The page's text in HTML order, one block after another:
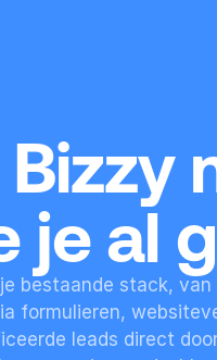
je al
bestaande stack, van
formulieren,
leads direct